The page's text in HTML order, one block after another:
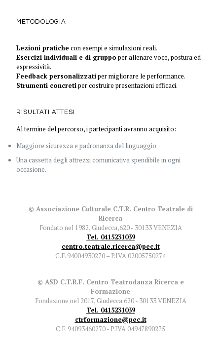
METODOLOGIA
Lezioni pratiche con esempi e simulazioni reali.
Esercizi individuali e di gruppo per allenare voce, postura ed
espressività.
Feedback personalizzatiper migliorare le performance.
Strumenti concretiper costruire presentazioni efficaci.
RISULTATI ATTESI
Al termine del percorso, i partecipanti avranno acquisito:
Maggiore sicurezza e padronanza del linguaggio
Una cassetta degli attrezzi comunicativa spendibile in ogni
occasione.
© Associazione Culturale C.T.R. Centro Teatrale di
Ricerca
Fondato nel 1982, Giudecca,620 - 30133 VENEZIA
Tel. 0415231039
centro.teatrale.ricerca@pec.it
C.F. 94004930270 – P.IVA 02005750274
© ASD C.T.R.F. Centro Teatrodanza Ricerca e
Formazione
Fondazione nel 2017, Giudecca 620 - 30133 VENEZIA
Tel. 0415231039
ctrformazione@pec.it
C.F. 94093460270 - P.IVA 04947890275